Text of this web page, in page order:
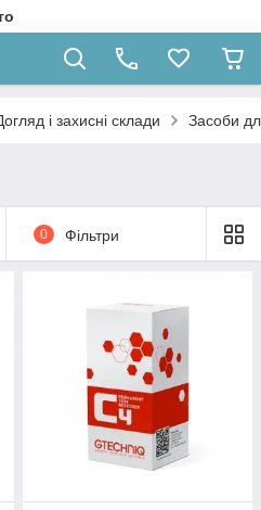
і захисні склади Засоби
0 Фільтри